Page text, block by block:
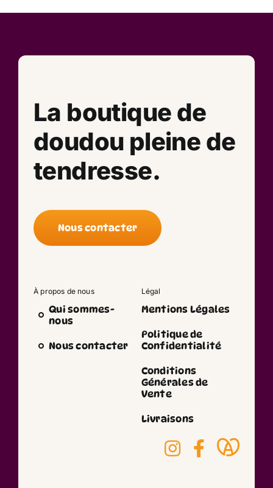
La boutique de
doudou pleine de
tendresse.
Nous contacter
À propos de nous
Qui sommes-
nous
Nous contacter
Légal
Mentions Légales
Politique de
Confidentialité
Conditions
Générales de
Vente
Livraisons